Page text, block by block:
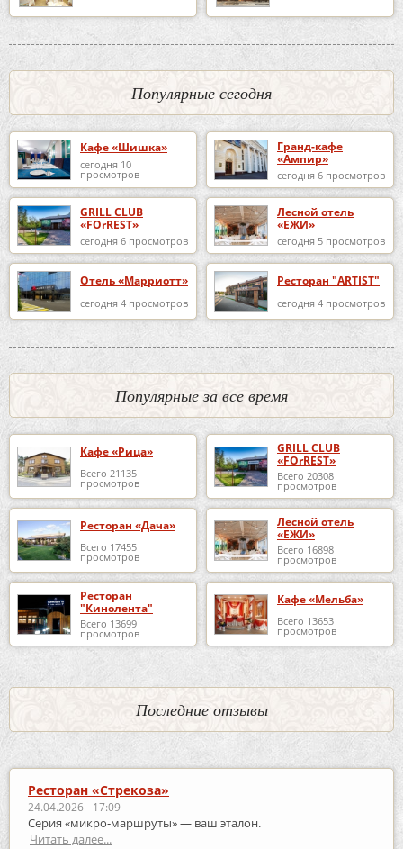
Популярные сегодня
Кафе «Шишка»
сегодня 10
просмотров
Гранд-кафе
«Ампир»
сегодня 6 просмотров
GRILL CLUB
«FOrREST»
сегодня 6 просмотров
Лесной отель
«ЕЖИ»
сегодня 5 просмотров
Отель «Марриотт»
сегодня 4 просмотров
Ресторан "ARTIST"
сегодня 4 просмотров
Популярные за все время
Кафе «Рица»
Всего 21135
просмотров
GRILL CLUB
«FOrREST»
Всего 20308
просмотров
Ресторан «Дача»
Всего 17455
просмотров
Лесной отель
«ЕЖИ»
Всего 16898
просмотров
Ресторан
"Кинолента"
Всего 13699
просмотров
Кафе «Мельба»
Всего 13653
просмотров
Последние отзывы
Ресторан «Стрекоза»
24.04.2026 - 17:09
Серия «микро‑маршруты» — ваш эталон.
Читать далее...